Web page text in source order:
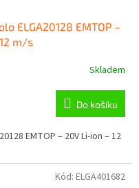
ELGA20128 EMTOP –
m/s
Skladem
Do košíku
EMTOP – 20V Li-ion – 12
Kód: ELGA401682